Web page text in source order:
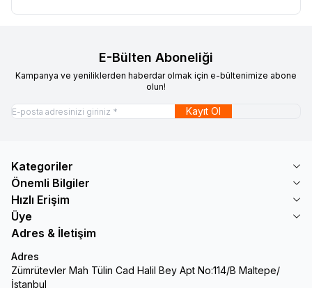
E-Bülten Aboneliği
Kampanya ve yeniliklerden haberdar olmak için e-bültenimize abone
olun!
Kayıt Ol
Kategoriler
Önemli Bilgiler
Hızlı Erişim
Üye
Adres & İletişim
Adres
Zümrütevler Mah Tülin Cad Halil Bey Apt No:114/B Maltepe/
İstanbul